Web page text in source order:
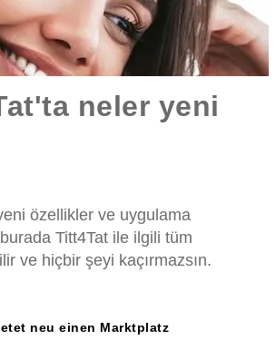
neler yeni
özellikler ve uygulama
Titt4Tat ile ilgili tüm
ve hiçbir şeyi kaçırmazsın.
neu einen Marktplatz